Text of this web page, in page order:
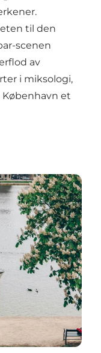
til den
scenen
av
i miksologi,
et